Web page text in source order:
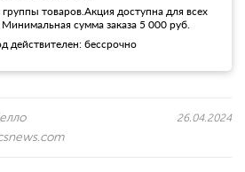
товаров.Акция доступна для всех
сумма заказа 5 000 руб.
действителен: бессрочно
26.04.2024